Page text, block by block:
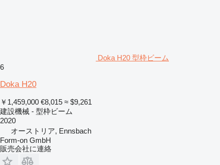
Doka H20 型枠ビーム
6
Doka H20
￥1,459,000 €8,015 ≈ $9,261
建設機械 - 型枠ビーム
2020
オーストリア, Ennsbach
Form-on GmbH
販売会社に連絡